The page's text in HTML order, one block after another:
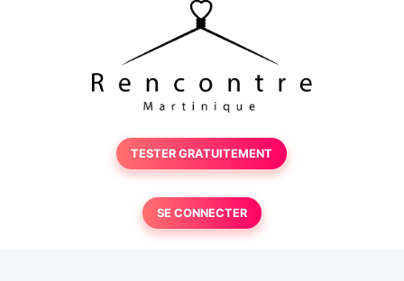
TESTER GRATUITEMENT
SE CONNECTER